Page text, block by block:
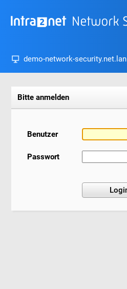
demo-network-security.net.lan
Bitte anmelden
Benutzer
Passwort